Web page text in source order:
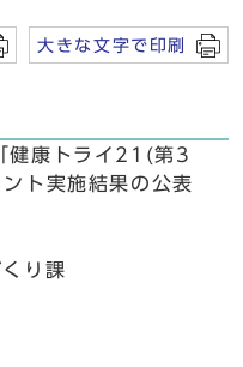
大きな文字で印刷
健康トライ21(第3
ト実施結果の公表
り課